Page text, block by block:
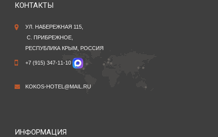
КОНТАКТЫ
УЛ. НАБЕРЕЖНАЯ 115,
С. ПРИБРЕЖНОЕ,
РЕСПУБЛИКА КРЫМ, РОССИЯ
+7 (915) 347-11-10
KOKOS-HOTEL@MAIL.RU
ИНФОРМАЦИЯ